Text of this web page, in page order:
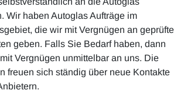
Wir haben Autoglas Aufträge im
die wir mit Vergnügen an geprüfte
geben. Falls Sie Bedarf haben, dann
Vergnügen unmittelbar an uns. Die
freuen sich ständig über neue Kontakte